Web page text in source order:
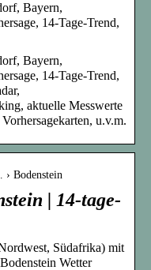
Bayern,
14-Tage-Trend,
Bayern,
14-Tage-Trend,
aktuelle Messwerte
u.v.m.
› Bodenstein
| 14-tage-
Südafrika) mit
Wetter